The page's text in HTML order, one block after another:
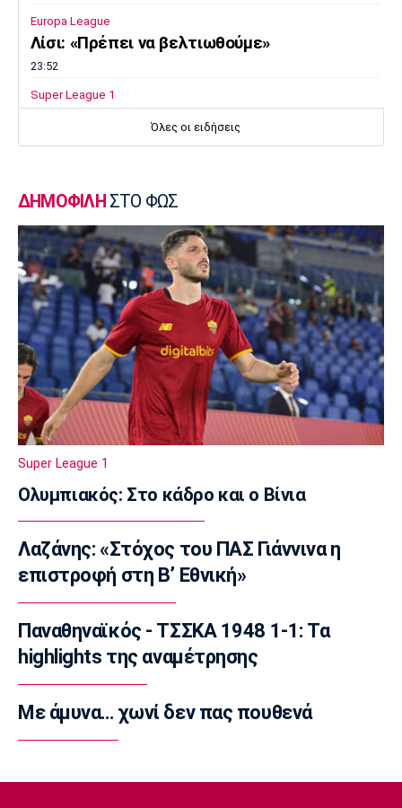
Europa League
Λίσι: «Πρέπει να βελτιωθούμε»
23:52
Super League 1
Επιστρέφει αύριο στη Θεσσαλονίκη ο
Επίσημα στον Άρη ο Άνταμ Μοκόκα
23:35
Europa League
Μπρούνο: «Δουλέψαμε καλά στην άμυνα»
23:32
Ποδόσφαιρο - Διεθνή
Κακή εβδομάδα για τη βαθμολογία της UEFA
23:23
Γ Εθνική
Αστέρας Βάρης: Νέες προσθήκες στο
ρόστερ
Conference League
στο Κλουζ
23:16
Γ Εθνική
«Πακέτο» στον Απόλλωνα Σμύρνης
23:05
οι Βοιωτοί επί των «καναρινιών»
22:50
Όλες οι ειδήσεις
ΔΗΜΟΦΙΛΗ ΣΤΟ ΦΩΣ
Super League 1
Ολυμπιακός: Στο κάδρο και ο Βίνια
Λαζάνης: «Στόχος του ΠΑΣ Γιάννινα η
επιστροφή στη Β’ Εθνική»
Παναθηναϊκός - ΤΣΣΚΑ 1948 1-1: Τα
highlights της αναμέτρησης
Με άμυνα… χωνί δεν πας πουθενά